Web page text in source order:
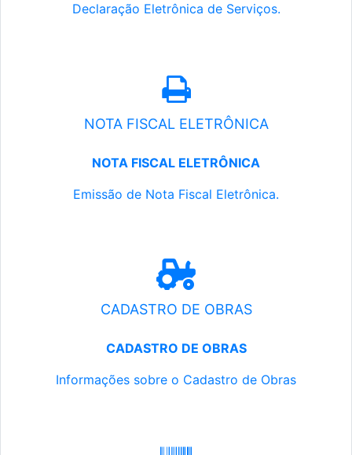
Declaração Eletrônica de Serviços.
NOTA FISCAL ELETRÔNICA
NOTA FISCAL ELETRÔNICA
Emissão de Nota Fiscal Eletrônica.
CADASTRO DE OBRAS
CADASTRO DE OBRAS
Informações sobre o Cadastro de Obras